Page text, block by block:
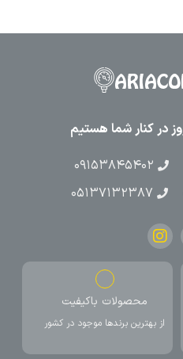
۰۹۱۵۳۸۴۵۴۰۲
۰۵۱۳۷۱۳۲۳۸۷
محصولات باکیفیت
از بهترین برندها موجود در کشور